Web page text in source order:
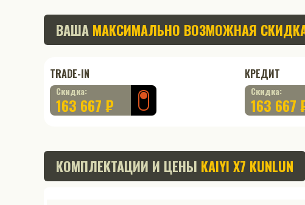
ВАША МАКСИМАЛЬНО ВОЗМОЖНАЯ
TRADE-IN
Скидка:
163 667 ₽
КРЕДИТ
Скидка:
163 667
КОМПЛЕКТАЦИИ И ЦЕНЫ KAIYI X7 KUNLUN